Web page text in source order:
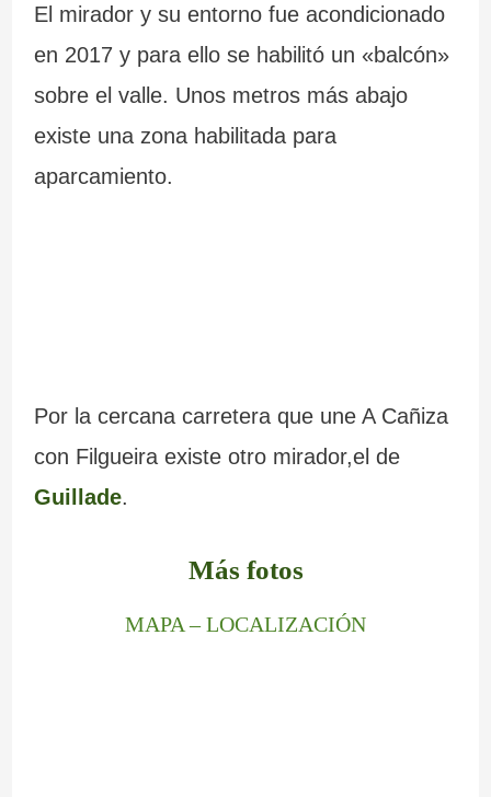
El mirador y su entorno fue acondicionado
en 2017 y para ello se habilitó un «balcón»
sobre el valle. Unos metros más abajo
existe una zona habilitada para
aparcamiento.
Por la cercana carretera que une A Cañiza
con Filgueira existe otro mirador,el de
Guillade.
Más fotos
MAPA – LOCALIZACIÓN